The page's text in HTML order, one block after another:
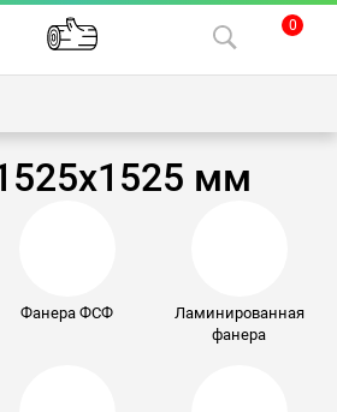
0
мм
Фанера ФСФ
Ламинированная
фанера